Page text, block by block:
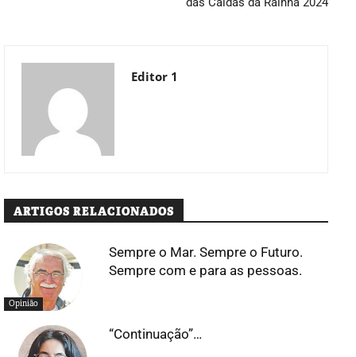
Editor 1
ARTIGOS RELACIONADOS
Opinião
Sempre o Mar. Sempre o Futuro.
Sempre com e para as pessoas.
“Continuação”…